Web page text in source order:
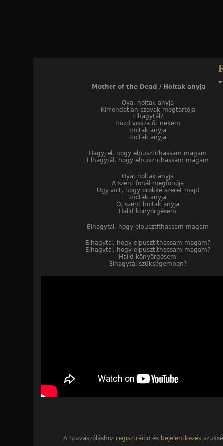
Mother of the Dead
Mother of the Dead / Holtak anyja
Oya, holtak anyja
Kimondatlan szavak megtartója
Elhagytál?
Hozd vissza őt nekem
Holtak anyja
Holtak anyja
Hagyj el, hogy elpusztíthassam magam
Elhagytál, hogy elpusztíthassam magam
Oya, holtak anyja
A szent fonál megfonója
Úgy volt, hogy örökké szeret majd
Holtak anyja
Ó, szent holtak anyja
Halld könyörgésem
Elhagytál, hogy elpusztíthassam magam
Elhagytál, hogy elpusztíthassam magam?
Elhagytál, hogy elpusztíthassam magam?
Halld könyörgésem
Elhagytál szükségemben?
A hozzászóláshoz regisztráció és bejelentkezés